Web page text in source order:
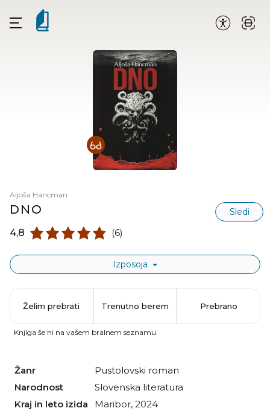
Aljoša Hancman
DNO Sledi
4,8 (6)
Izposoja
Žanr
pustolovski roman
Narodnost
slovenska literatura
Kraj in leto izida
Maribor, 2024
Želim prebrati Trenutno berem Prebrano
Knjiga še ni na vašem bralnem seznamu.